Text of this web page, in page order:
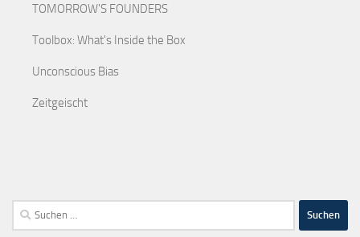
TOMORROW'S FOUNDERS
Toolbox: What's Inside the Box
Unconscious Bias
Zeitgeischt